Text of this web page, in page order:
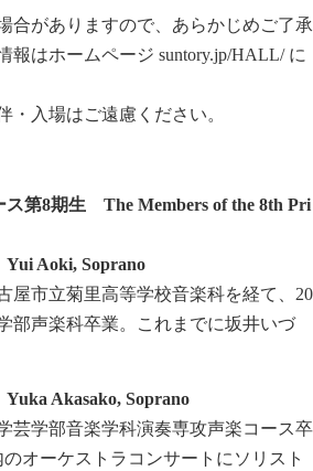
合がありますので、あらかじめご了承
報はホームページ suntory.jp/HALL/に
入場はご遠慮ください。
ス第8期生 The Members of the 8th Pri
Yui Aoki, Soprano
屋市立菊里高等学校音楽科を経て、20
部声楽科卒業。これまでに坂井いづ
Yuka Akasako, Soprano
芸学部音楽学科演奏専攻声楽コース卒
オーケストラコンサートにソリスト